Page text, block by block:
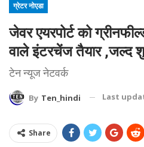
ग्रेटर नोएडा
जेवर एयरपोर्ट को
वाले इंटरचेंज तैयार ,जल्द
टेन न्यूज नेटवर्क
By Ten_hindi Last
Share